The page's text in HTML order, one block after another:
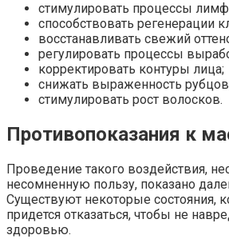
стимулировать процессы
способствовать регенерации
восстанавливать свежий
регулировать процессы
корректировать контуры лица;
снижать выраженность
стимулировать рост волосков.
Противопоказания к
Проведение такого воздействия,
несомненную пользу, показано
Существуют некоторые состояния,
придется отказаться, чтобы не
здоровью.